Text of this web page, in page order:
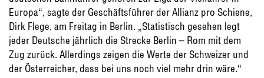
Europa“, sagte der Geschäftsführer der Allianz pro Schiene,
Dirk Flege, am Freitag in Berlin. „Statistisch gesehen legt
jeder Deutsche jährlich die Strecke Berlin – Rom mit dem
Zug zurück. Allerdings zeigen die Werte der Schweizer und
der Österreicher, dass bei uns noch viel mehr drin wäre.“